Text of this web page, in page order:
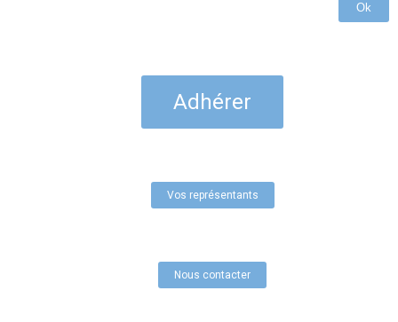
Ok
Adhérer
Vos représentants
Nous contacter